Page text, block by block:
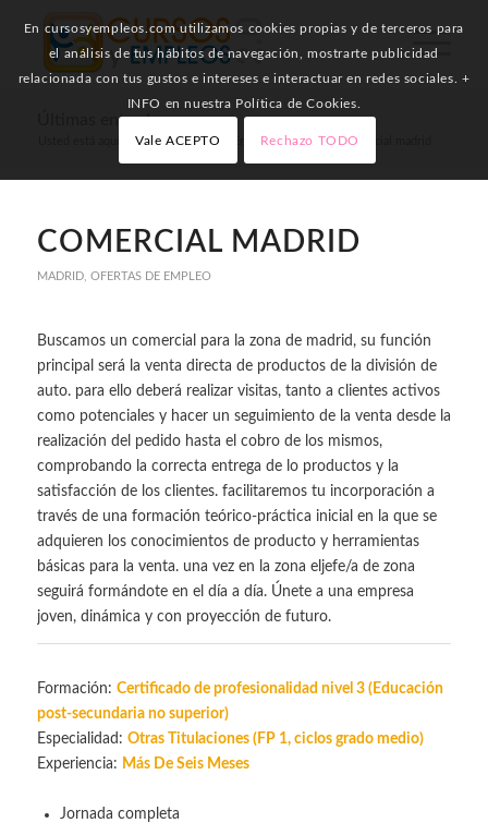
Últimas entradas
Inicio / Ofertas de Empleo / Madrid / Comercial madrid
COMERCIAL MADRID
MADRID, OFERTAS DE EMPLEO
Buscamos un comercial para la zona de madrid, su función
principal será la venta directa de productos de la división de
auto. para ello deberá realizar visitas, tanto a clientes activos
como potenciales y hacer un seguimiento de la venta desde la
realización del pedido hasta el cobro de los mismos,
comprobando la correcta entrega de lo productos y la
satisfacción de los clientes. facilitaremos tu incorporación a
través de una formación teórico-práctica inicial en la que se
adquieren los conocimientos de producto y herramientas
básicas para la venta. una vez en la zona eljefe/a de zona
seguirá formándote en el día a día. Únete a una empresa
joven, dinámica y con proyección de futuro.
Formación: Certificado de profesionalidad nivel 3 (Educación
post-secundaria no superior)
Especialidad: Otras Titulaciones (FP 1, ciclos grado medio)
Experiencia: Más De Seis Meses
Jornada completa
En cursosyempleos.com utilizamos cookies propias y de terceros para
el análisis de tus hábitos de navegación, mostrarte publicidad
relacionada con tus gustos e intereses e interactuar en redes sociales. +
INFO en nuestra Política de Cookies.
Vale ACEPTO Rechazo TODO